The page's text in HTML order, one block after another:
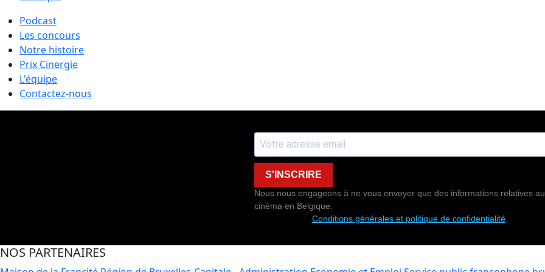
Podcast
Les concours
Notre histoire
Prix Cinergie
L'équipe
Contactez-nous
S'INSCRIRE
Nous nous engageons à ne vous envoyer que des informations relatives au
cinéma en Belgique.
Conditions générales et politique de confidentialité
NOS PARTENAIRES